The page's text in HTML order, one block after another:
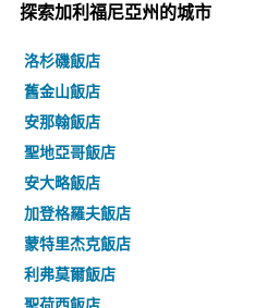
探索加利福尼亞州​的城市
洛杉磯飯店
舊金山飯店
安那翰飯店
聖地亞哥飯店
安大略飯店
加登格羅夫飯店
蒙特里杰克飯店
利弗莫爾飯店